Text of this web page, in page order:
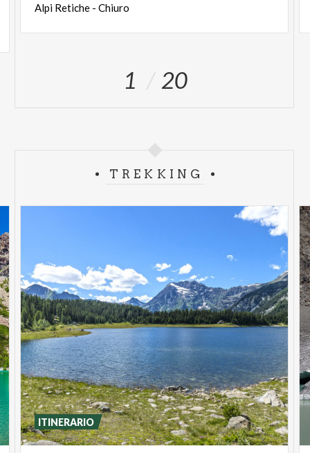
Alpi Retiche - Chiuro
1 20
TREKKING
ITINERARIO